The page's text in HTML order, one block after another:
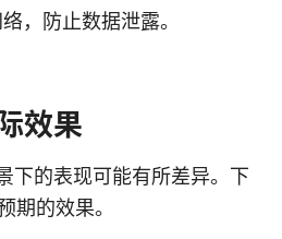
，防止数据泄露。
效果
下的表现可能有所差异。下
期的效果。